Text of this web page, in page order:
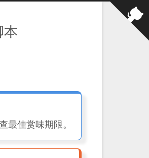
本
最佳赏味期限。